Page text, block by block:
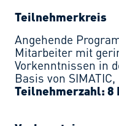
Teilnehmerkreis
Angehende
Mitarbeiter mit
Vorkenntnissen in
Basis von
Teilnehmerzahl: 8